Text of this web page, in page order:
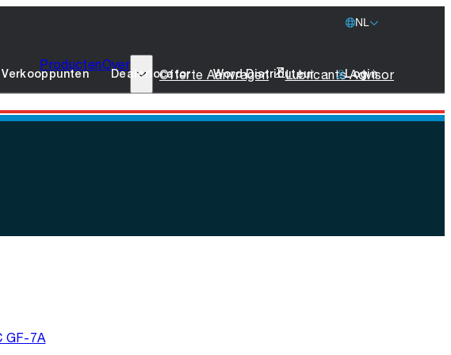
NL
ProductenOver77 Lubricants
Duurzaamheid
Stichting leeuw
Offerte Aanvragen Lubricants Advisor
Verkooppunten Dealerlocator Word Distributeur Login
GF-7A